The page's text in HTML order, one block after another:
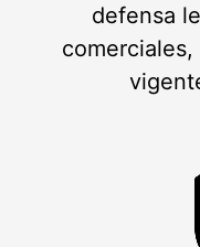
defensa